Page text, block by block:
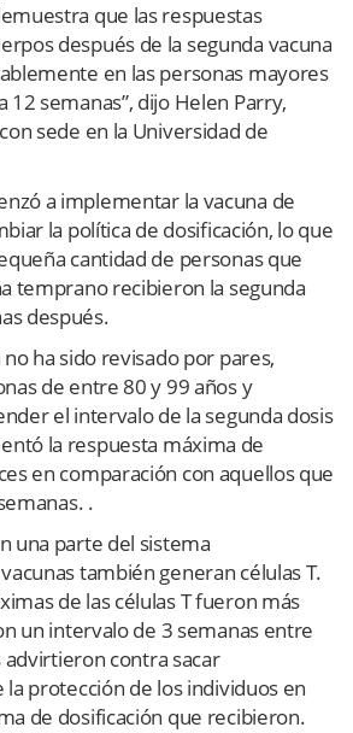
que las respuestas
después de la segunda vacuna
en las personas mayores
12 semanas”, dijo Helen Parry,
sede en la Universidad de
a implementar la vacuna de
la política de dosificación, lo que
cantidad de personas que
temprano recibieron la segunda
después.
ha sido revisado por pares,
de entre 80 y 99 años y
el intervalo de la segunda dosis
la respuesta máxima de
en comparación con aquellos que
.
una parte del sistema
también generan células T.
de las células T fueron más
un intervalo de 3 semanas entre
advirtieron contra sacar
la protección de los individuos en
de dosificación que recibieron.